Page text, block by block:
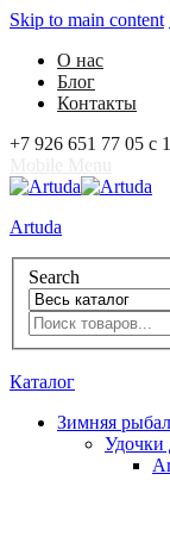
Skip to main content
О нас
Блог
Контакты
+7 926 651 77 05 с
Artuda
Search
Каталог
Зимняя
Удочки